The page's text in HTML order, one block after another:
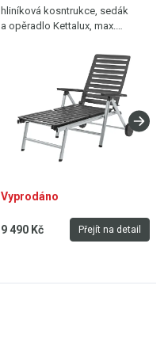
hliníková kosntrukce, sedák
a opěradlo Kettalux, max.
kg, stříbrná - antracit
Vyprodáno
9 490 Kč Přejít na detail